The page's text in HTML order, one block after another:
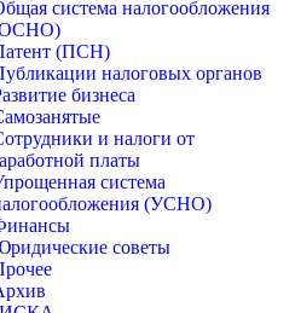
система налогообложения
(ПСН)
налоговых органов
бизнеса
и налоги от
платы
система
(УСНО)
советы